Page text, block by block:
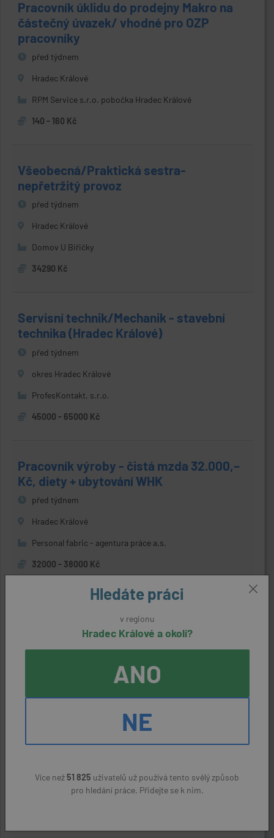
Pracovník úklidu do prodejny Makro na
částečný úvazek/ vhodné pro OZP
pracovníky
před týdnem
Hradec Králové
RPM Service s.r.o. pobočka Hradec Králové
140 - 160 Kč
Všeobecná/Praktická sestra-
nepřetržitý provoz
před týdnem
Hradec Králové
Domov U Biřičky
34290 Kč
Servisní technik/Mechanik - stavební
technika (Hradec Králové)
před týdnem
okres Hradec Králové
ProfesKontakt, s.r.o.
45000 - 65000 Kč
Pracovník výroby - čistá mzda 32.000,–
Kč, diety + ubytování WHK
před týdnem
Hradec Králové
Personal fabric - agentura práce a.s.
32000 - 38000 Kč
Andulka services s.r.o.
37000 - 43000 Kč
Účastník marketingového výzkumu – v
před týdnem
Hledáte práci
v regionu
Hradec Králové a okolí?
ANO
NE
Více než51 825 uživatelů už používá tento svělý způsob
pro hledání práce. Přidejte se k nim.